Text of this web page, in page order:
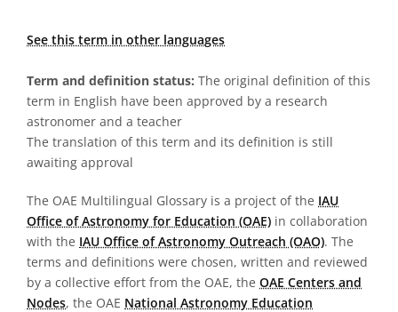
See this term in other languages
Term and definition status: The original definition of this
term in English have been approved by a research
astronomer and a teacher
The translation of this term and its definition is still
awaiting approval
The OAE Multilingual Glossary is a project of the IAU
Office of Astronomy for Education (OAE) in collaboration
with the IAU Office of Astronomy Outreach (OAO). The
terms and definitions were chosen, written and reviewed
by a collective effort from the OAE, the OAE Centers and
Nodes, the OAE National Astronomy Education